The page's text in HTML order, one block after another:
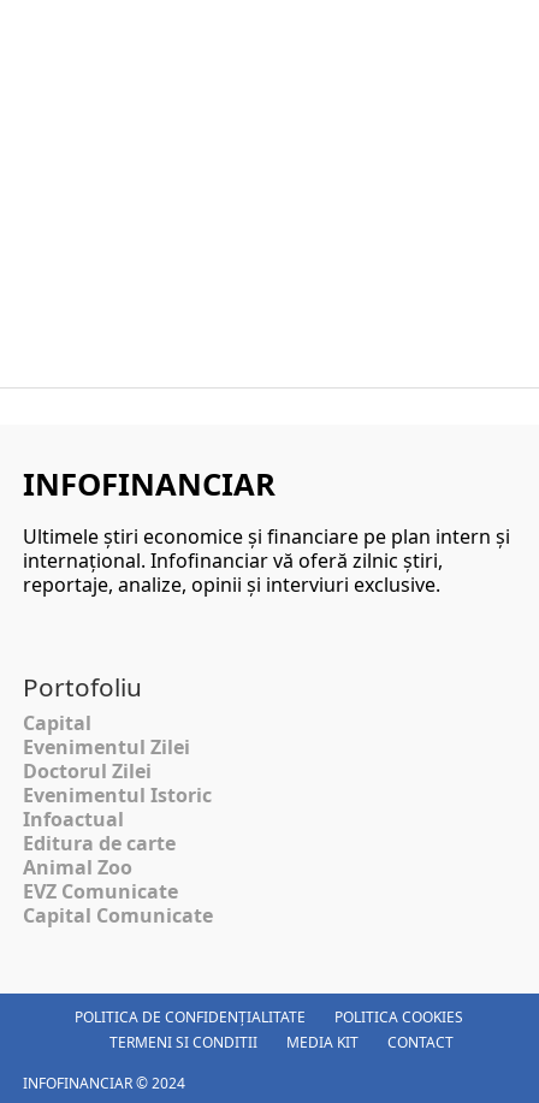
INFOFINANCIAR
Ultimele ştiri economice şi financiare pe plan intern şi
internaţional. Infofinanciar vă oferă zilnic ştiri,
reportaje, analize, opinii şi interviuri exclusive.
Portofoliu
Capital
Evenimentul Zilei
Doctorul Zilei
Evenimentul Istoric
Infoactual
Editura de carte
Animal Zoo
EVZ Comunicate
Capital Comunicate
POLITICA DE CONFIDENȚIALITATE
POLITICA COOKIES
TERMENI SI CONDITII
MEDIA KIT
CONTACT
INFOFINANCIAR © 2024